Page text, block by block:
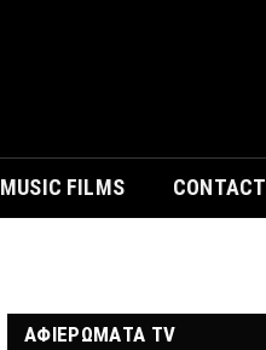
MUSIC FILMS CONTACT
ΑΦΙΕΡΩΜΑΤΑ TV